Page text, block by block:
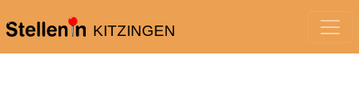
KITZINGEN